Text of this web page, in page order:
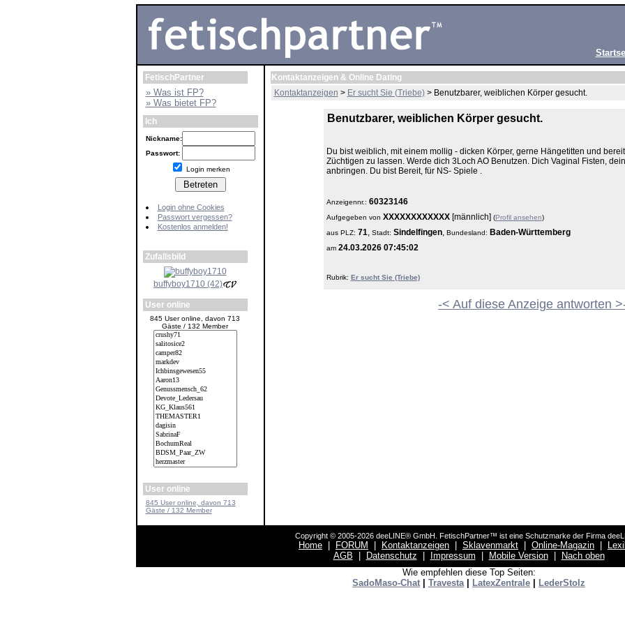
FetischPartner
» Was ist FP?
» Was bietet FP?
Ich
Nickname:
Passwort:
Login merken
Login ohne Cookies
Passwort vergessen?
Kostenlos anmelden!
Zufallsbild
buffyboy1710 (42)
User online
845 User online, davon 713
Gäste / 132 Member
User online
845 User online, davon 713
Gäste / 132 Member
Kontaktanzeigen & Online Dating
Kontaktanzeigen > Er sucht Sie (Triebe)> Benutzbarer, weiblichen Körper gesucht.
Benutzbarer, weiblichen Körper gesucht.
Du bist weiblich, mit einem mollig - dicken Körper, gerne Hängetitten und
Züchtigen zu lassen. Werde dich 3Loch AO Benutzen. Dich Vaginal Fisten,
anbringen. Du bist Bereit, für NS- Spiele .
Anzeigennr.: 60323146
Aufgegeben von XXXXXXXXXXXX[männlich] (Profil ansehen)
aus PLZ: 71, Stadt: Sindelfingen, Bundesland: Baden-Württemberg
am 24.03.2026 07:45:02
Rubrik: Er sucht Sie (Triebe)
-< Auf diese Anzeige antworten
Copyright © 2005-2026 deeLINE® GmbH. FetischPartner™ ist eine Schutzmarke der Firma
Home FORUM Kontaktanzeigen Sklavenmarkt Online-Magazin
AGB
Datenschutz Impressum Mobile Version|
Nach oben
Wie empfehlen diese Top Seiten:
SadoMaso-Chat
Travesta| LatexZentrale LederStolz